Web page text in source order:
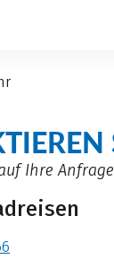
Ihre Anfrage